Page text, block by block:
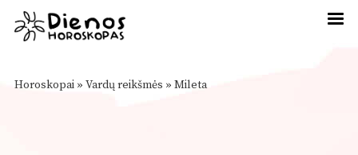
Horoskopai » Vardų reikšmės » Mileta